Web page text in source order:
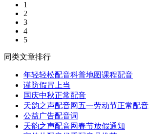
1
2
3
4
5
同类文章排行
年轻轻松配音科普地图课程配音
谨防假冒上当
国庆中秋正常配音
天韵之声配音网五一劳动节正常配音
公益广告配音词
天韵之声配音网春节放假通知